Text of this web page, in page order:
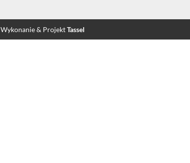
Wykonanie & ProjektTassel